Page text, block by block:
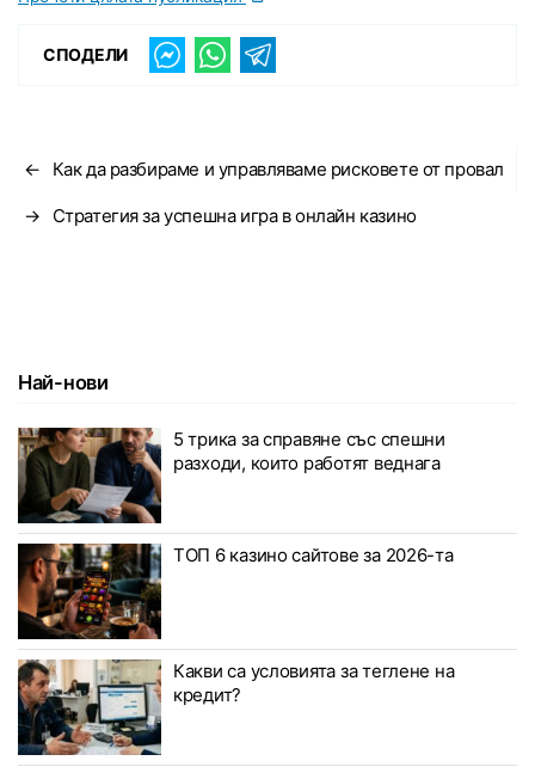
СПОДЕЛИ
← Как да разбираме и управляваме рисковете от провал
→ Стратегия за успешна игра в онлайн казино
Най-нови
5 трика за справяне със спешни
разходи, които работят веднага
ТОП 6 казино сайтове за 2026-та
Какви са условията за теглене на
кредит?